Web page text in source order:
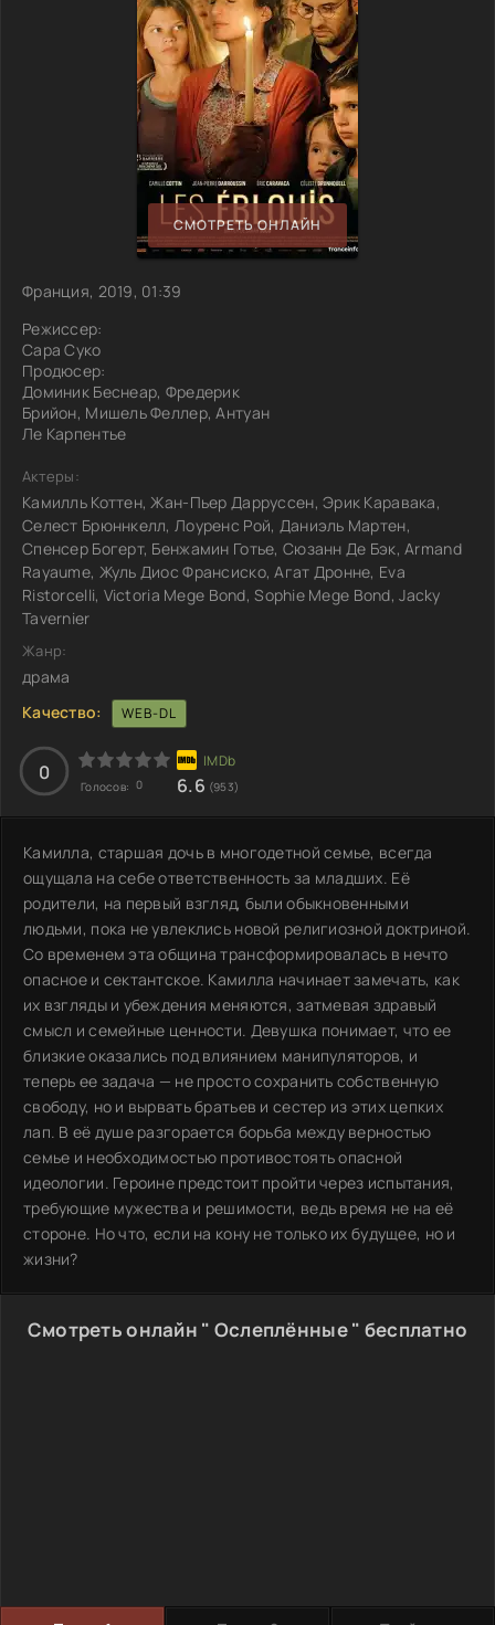
СМОТРЕТЬ ОНЛАЙН
Франция, 2019, 01:39
Режиссер:
Сара Суко
Продюсер:
Доминик Беснеар, Фредерик
Брийон, Мишель Феллер, Антуан
Ле Карпентье
Актеры:
Камилль Коттен, Жан-Пьер Дарруссен, Эрик Каравака,
Селест Брюннкелл, Лоуренс Рой, Даниэль Мартен,
Спенсер Богерт, Бенжамин Готье, Сюзанн Де Бэк, Armand
Rayaume, Жуль Диос Франсиско, Агат Дронне, Eva
Ristorcelli, Victoria Mege Bond, Sophie Mege Bond, Jacky
Tavernier
Жанр:
драма
Качество:
WEB-DL
0
Голосов: 0 6.6 (953)
Камилла, старшая дочь в многодетной семье, всегда
ощущала на себе ответственность за младших. Её
родители, на первый взгляд, были обыкновенными
людьми, пока не увлеклись новой религиозной доктриной.
Со временем эта община трансформировалась в нечто
опасное и сектантское. Камилла начинает замечать, как
их взгляды и убеждения меняются, затмевая здравый
смысл и семейные ценности. Девушка понимает, что ее
близкие оказались под влиянием манипуляторов, и
теперь ее задача — не просто сохранить собственную
свободу, но и вырвать братьев и сестер из этих цепких
лап. В её душе разгорается борьба между верностью
семье и необходимостью противостоять опасной
идеологии. Героине предстоит пройти через испытания,
требующие мужества и решимости, ведь время не на её
стороне. Но что, если на кону не только их будущее, но и
жизни?
Смотреть онлайн " Ослеплённые " бесплатно